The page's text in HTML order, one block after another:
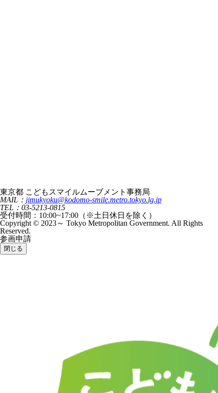
東京都 こどもスマイルムーブメント事務局
MAIL： jimukyoku@kodomo-smile.metro.tokyo.lg.jp
TEL：03-5213-0815
受付時間：10:00~17:00（※土日休日を除く）
Copyright © 2023～ Tokyo Metropolitan Government. All Rights
Reserved.
参画申請
閉じる